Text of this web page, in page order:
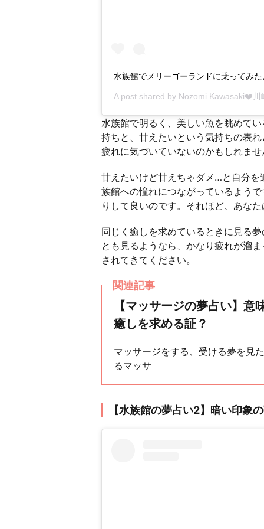
水族館でメリーゴーランドに乗ってみ
A post shared by Nozomi Kawasaki❤️川
水族館で明るく、美しい魚を眺めて
持ちと、甘えたいという気持ちの表
疲れに気づいていないのかもしれませ
甘えたいけど甘えちゃダメ…と自分
族館への憧れにつながっているよう
りして良いのです。それほど、あな
同じく癒しを求めているときに見る
とも見るようなら、かなり疲れが溜
されてきてください。
関連記事
【マッサージの夢占い】
癒しを求める証？
マッサージをする、受ける夢を見
るマッサ
【水族館の夢占い2】暗い印象